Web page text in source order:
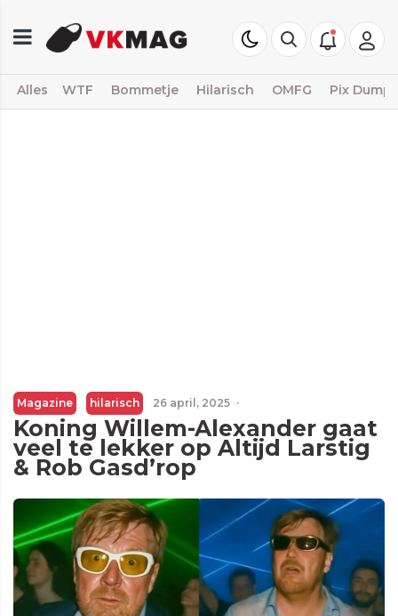
Alles WTF Bommetje Hilarisch OMFG Pix Dump
Magazine hilarisch 26 april, 2025 ·
Koning Willem-Alexander gaat
veel te lekker op Altijd Larstig
& Rob Gasd’rop